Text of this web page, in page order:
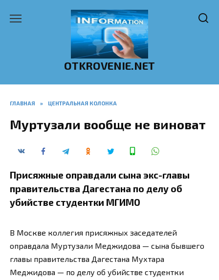
OTKROVENIE.NET
ГЛАВНАЯ » ЦЕНТРАЛЬНАЯ КОЛОНКА
Муртузали вообще не виноват
Присяжные оправдали сына экс-главы
правительства Дагестана по делу об
убийстве студентки МГИМО
В Москве коллегия присяжных заседателей
оправдала Муртузали Меджидова — сына бывшего
главы правительства Дагестана Мухтара
Меджидова — по делу об убийстве студентки